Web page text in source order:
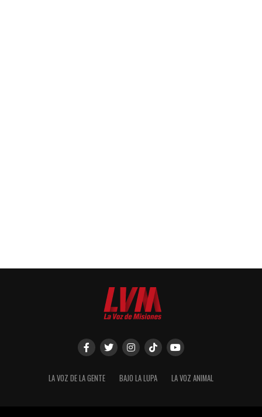
LA VOZ DE LA GENTE BAJO LA LUPA LA VOZ ANIMAL